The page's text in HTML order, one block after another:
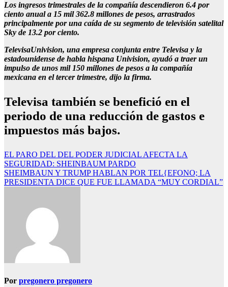
Los ingresos trimestrales de la compañía descendieron 6.4 por
ciento anual a 15 mil 362.8 millones de pesos, arrastrados
principalmente por una caída de su segmento de televisión satelital
Sky de 13.2 por ciento.
TelevisaUnivision, una empresa conjunta entre Televisa y la
estadounidense de habla hispana Univision, ayudó a traer un
impulso de unos mil 150 millones de pesos a la compañía
mexicana en el tercer trimestre, dijo la firma.
Televisa también se benefició en el
periodo de una reducción de gastos e
impuestos más bajos.
Navegación
de
entradas
EL PARO DEL DEL PODER JUDICIAL AFECTA LA
SEGURIDAD: SHEINBAUM PARDO
SHEIMBAUN Y TRUMP HABLAN POR TEL{EFONO; LA
PRESIDENTA DICE QUE FUE LLAMADA “MUY CORDIAL”
Por pregonero pregonero